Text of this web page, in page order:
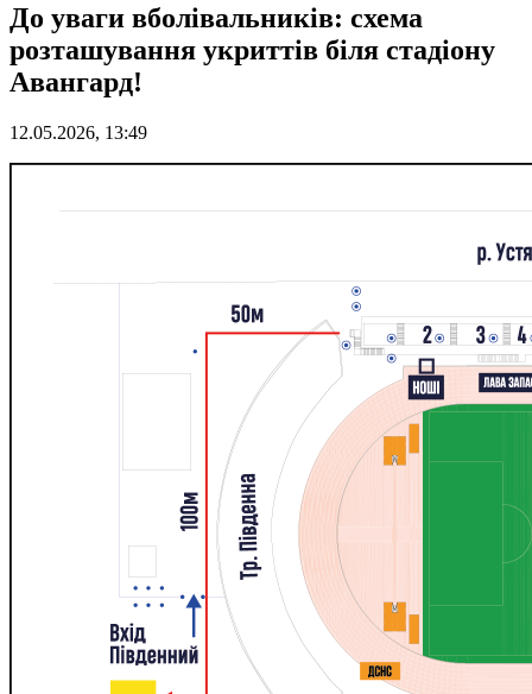
До уваги вболівальників: схема
розташування укриттів біля стадіону
Авангард!
12.05.2026, 13:49